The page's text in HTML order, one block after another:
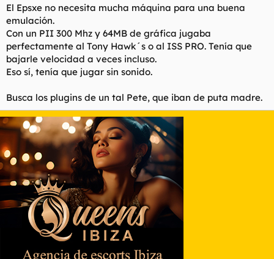
El Epsxe no necesita mucha máquina para una buena
emulación.
Con un PII 300 Mhz y 64MB de gráfica jugaba
perfectamente al Tony Hawk´s o al ISS PRO. Tenía que
bajarle velocidad a veces incluso.
Eso sí, tenía que jugar sin sonido.
Busca los plugins de un tal Pete, que iban de puta madre.